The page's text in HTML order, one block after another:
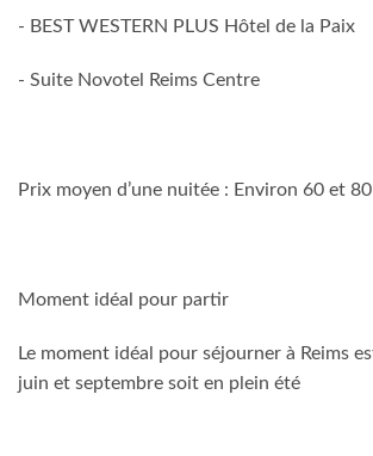
- BEST WESTERN PLUS Hôtel de la Paix
- Suite Novotel Reims Centre
Prix moyen d’une nuitée : Environ 60 et
Moment idéal pour partir
Le moment idéal pour séjourner à Reims
juin et septembre soit en plein été